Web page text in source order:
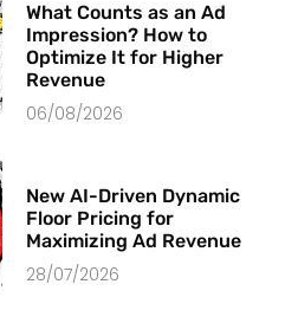
What Counts as an Ad
Impression? How to
Optimize It for Higher
Revenue
06/08/2026
New AI-Driven Dynamic
Floor Pricing for
Maximizing Ad Revenue
28/07/2026